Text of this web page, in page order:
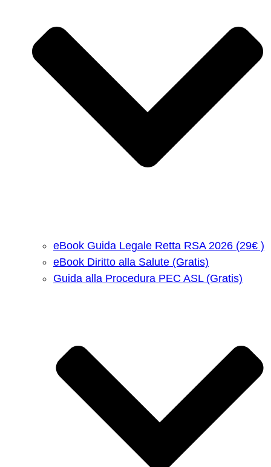
eBook Guida Legale Retta RSA 2026 (29€ )
eBook Diritto alla Salute (Gratis)
Guida alla Procedura PEC ASL (Gratis)